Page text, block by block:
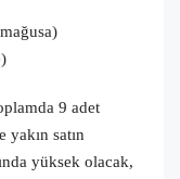
9 adet
satın
yüksek olacak,